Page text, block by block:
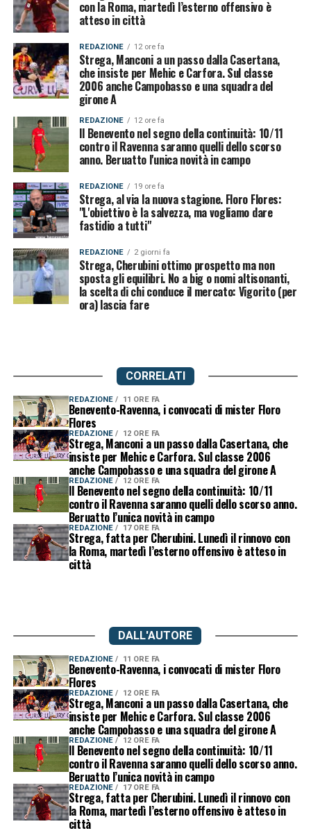
con la Roma, martedì l’esterno offensivo è
atteso in città
REDAZIONE 12 ore fa
Strega, Manconi a un passo dalla Casertana,
che insiste per Mehic e Carfora. Sul classe
2006 anche Campobasso e una squadra del
girone A
REDAZIONE 12 ore fa
Il Benevento nel segno della continuità: 10/11
contro il Ravenna saranno quelli dello scorso
anno. Beruatto l'unica novità in campo
REDAZIONE 19 ore fa
Strega, al via la nuova stagione. Floro Flores:
"L'obiettivo è la salvezza, ma vogliamo dare
fastidio a tutti"
REDAZIONE 2 giorni fa
Strega, Cherubini ottimo prospetto ma non
sposta gli equilibri. No a big o nomi altisonanti,
la scelta di chi conduce il mercato: Vigorito (per
ora) lascia fare
CORRELATI
REDAZIONE 11 ORE FA
Benevento-Ravenna, i convocati di mister Floro
Flores
REDAZIONE 12 ORE FA
Strega, Manconi a un passo dalla Casertana, che
insiste per Mehic e Carfora. Sul classe 2006
anche Campobasso e una squadra del girone A
REDAZIONE 12 ORE FA
Il Benevento nel segno della continuità: 10/11
contro il Ravenna saranno quelli dello scorso anno.
Beruatto l’unica novità in campo
REDAZIONE 17 ORE FA
Strega, fatta per Cherubini. Lunedì il rinnovo con
la Roma, martedì l’esterno offensivo è atteso in
città
DALL'AUTORE
REDAZIONE 11 ORE FA
Benevento-Ravenna, i convocati di mister Floro
Flores
REDAZIONE 12 ORE FA
Strega, Manconi a un passo dalla Casertana, che
insiste per Mehic e Carfora. Sul classe 2006
anche Campobasso e una squadra del girone A
REDAZIONE 12 ORE FA
Il Benevento nel segno della continuità: 10/11
contro il Ravenna saranno quelli dello scorso anno.
Beruatto l’unica novità in campo
REDAZIONE 17 ORE FA
Strega, fatta per Cherubini. Lunedì il rinnovo con
la Roma, martedì l’esterno offensivo è atteso in
città